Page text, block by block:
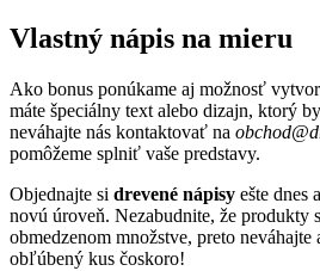
Vlastný nápis na mieru
Ako bonus ponúkame aj možnosť
máte špeciálny text alebo dizajn, ktorý
neváhajte nás kontaktovať na
pomôžeme splniť vaše predstavy.
Objednajte si drevené nápisy ešte dnes
novú úroveň. Nezabudnite, že produkty
obmedzenom množstve, preto neváhajte
obľúbený kus čoskoro!